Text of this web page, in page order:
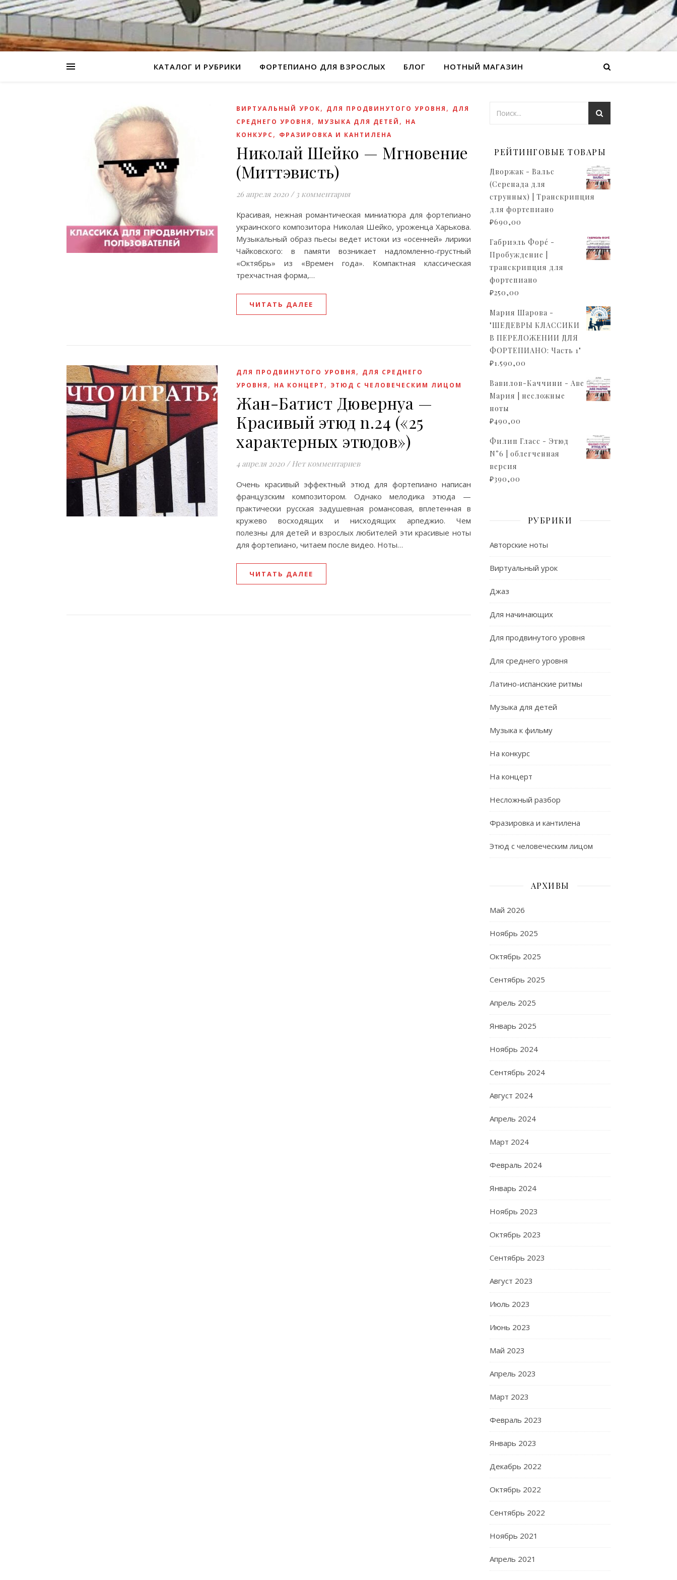
КАТАЛОГ И РУБРИКИ ФОРТЕПИАНО ДЛЯ ВЗРОСЛЫХ БЛОГ НОТНЫЙ МАГАЗИН
ВИРТУАЛЬНЫЙ УРОК, ДЛЯ ПРОДВИНУТОГО УРОВНЯ , ДЛЯ
СРЕДНЕГО УРОВНЯ , МУЗЫКА ДЛЯ ДЕТЕЙ , НА
КОНКУРС , ФРАЗИРОВКА И КАНТИЛЕНА
Николай Шейко — Мгновение
(Миттэвисть)
26 апреля 2020 / 3 комментария
Красивая, нежная романтическая миниатюра для фортепиано
украинского композитора Николая Шейко, уроженца Харькова.
Музыкальный образ пьесы ведет истоки из «осенней» лирики
Чайковского: в памяти возникает надломленно-грустный
«Октябрь» из «Времен года». Kомпактная классическая
трехчастная форма,…
ЧИТАТЬ ДАЛЕЕ
ДЛЯ ПРОДВИНУТОГО УРОВНЯ , ДЛЯ СРЕДНЕГО
УРОВНЯ , НА КОНЦЕРТ , ЭТЮД С ЧЕЛОВЕЧЕСКИМ ЛИЦОМ
Жан-Батист Дювернуа —
Красивый этюд n.24 («25
характерных этюдов»)
4 апреля 2020 / Нет комментариев
Очень красивый эффектный этюд для фортепиано написан
французским композитором. Однако мелодика этюда —
практически русская задушевная романсовая, вплетенная в
кружево восходящих и нисходящих арпеджио. Чем
полезны для детей и взрослых любителей эти красивые ноты
для фортепиано, читаем после видео. Ноты…
ЧИТАТЬ ДАЛЕЕ
РЕЙТИНГОВЫЕ ТОВАРЫ
Дворжак - Вальс
(Серенада для
струнных) | Транскрипция
для фортепиано
₽690,00
Габриэль Форé -
Пробуждение |
транскрипция для
фортепиано
₽250,00
Мария Шарова -
"ШЕДЕВРЫ КЛАССИКИ
В ПЕРЕЛОЖЕНИИ ДЛЯ
ФОРТЕПИАНО: Часть 1"
₽1.590,00
Вавилов-Каччини - Аве
Мария | несложные
ноты
₽490,00
Филип Гласс - Этюд
N°6 | облегченная
версия
₽390,00
РУБРИКИ
Авторские ноты
Виртуальный урок
Джаз
Для начинающих
Для продвинутого уровня
Для среднего уровня
Латино-испанские ритмы
Музыка для детей
Музыка к фильму
На конкурс
На концерт
Несложный разбор
Фразировка и кантилена
Этюд с человеческим лицом
АРХИВЫ
Май 2026
Ноябрь 2025
Октябрь 2025
Сентябрь 2025
Апрель 2025
Январь 2025
Ноябрь 2024
Сентябрь 2024
Август 2024
Апрель 2024
Март 2024
Февраль 2024
Январь 2024
Ноябрь 2023
Октябрь 2023
Сентябрь 2023
Август 2023
Июль 2023
Июнь 2023
Май 2023
Апрель 2023
Март 2023
Февраль 2023
Январь 2023
Декабрь 2022
Октябрь 2022
Сентябрь 2022
Ноябрь 2021
Апрель 2021